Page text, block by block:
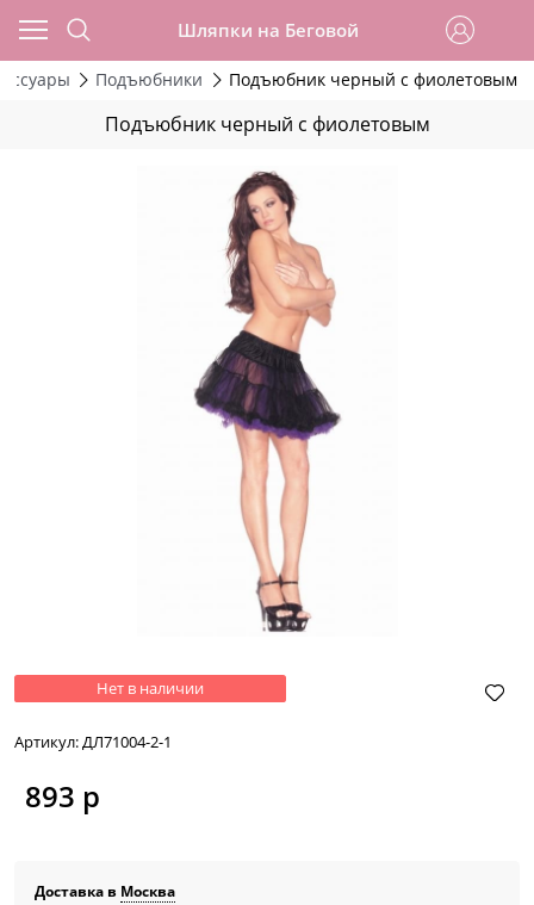
Шляпки на Беговой
Подъюбники Подъюбник черный с фиолетовым
Подъюбник черный с фиолетовым
Нет в наличии
Артикул:ДЛ71004-2-1
893 р
Доставка в Москва